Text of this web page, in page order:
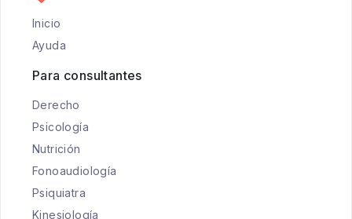
Inicio
Ayuda
Para consultantes
Derecho
Psicología
Nutrición
Fonoaudiología
Psiquiatra
Kinesiología